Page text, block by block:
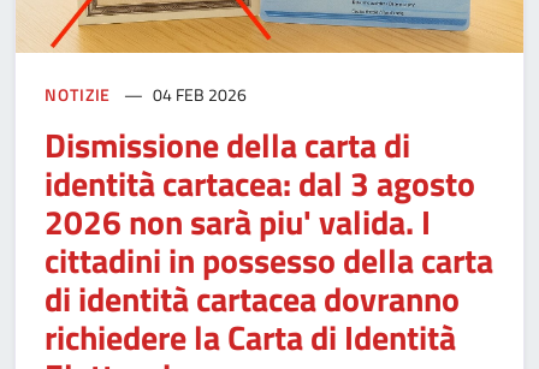
NOTIZIE 04 FEB 2026
Dismissione della carta di
identità cartacea: dal 3 agosto
2026 non sarà piu' valida. I
cittadini in possesso della carta
di identità cartacea dovranno
richiedere la Carta di Identità